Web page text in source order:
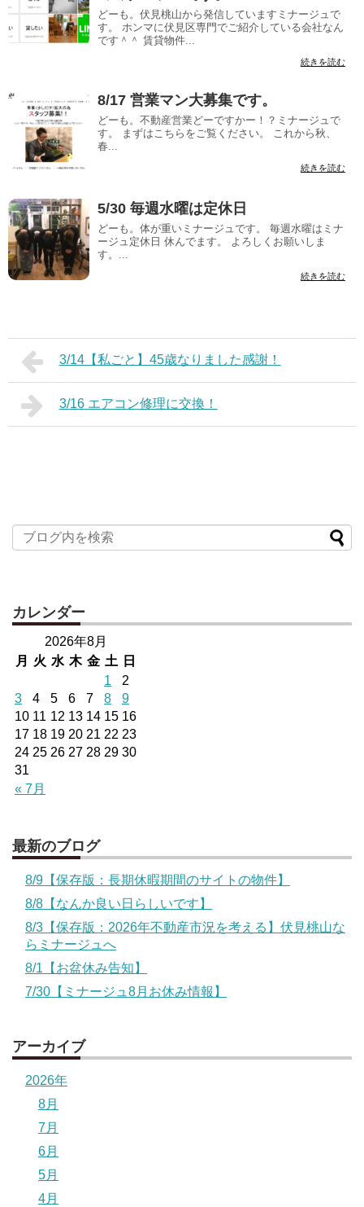
どーも。伏見桃山から発信していますミナージュで
す。 ホンマに伏見区専門でご紹介している会社なん
です＾＾ 賃貸物件...
続きを読む
8/17 営業マン大募集です。
どーも。不動産営業どーですかー！？ミナージュで
す。 まずはこちらをご覧ください。 これから秋、
春...
続きを読む
5/30 毎週水曜は定休日
どーも。体が重いミナージュです。 毎週水曜はミナ
ージュ定休日 休んでます。 よろしくお願いしま
す。...
続きを読む
3/14【私ごと】45歳なりました感謝！
3/16 エアコン修理に交換！
カレンダー
2026年8月
月
火 水 木 金 土 日
« 7月
1
2
3
4 5 6 7 8
9
10 11 12 13 14 15 16
17 18 19 20 21 22 23
24 25 26 27 28 29 30
31
最新のブログ
8/9【保存版：長期休暇期間のサイトの物件】
8/8【なんか良い日らしいです】
8/3【保存版：2026年不動産市況を考える】伏見桃山な
らミナージュへ
8/1【お盆休み告知】
7/30【ミナージュ8月お休み情報】
アーカイブ
2026年
8月
7月
6月
5月
4月